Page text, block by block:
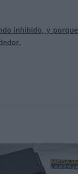
inhibido, y porque